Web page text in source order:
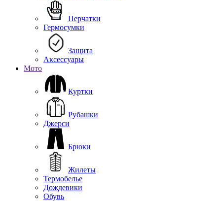
Перчатки
Гермосумки
Защита
Аксессуары
Мото
Куртки
Рубашки
Джерси
Брюки
Жилеты
Термобелье
Дождевики
Обувь